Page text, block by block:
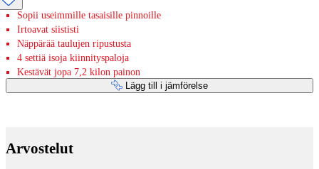
Sopii useimmille tasaisille pinnoille
Irtoavat siististi
Näppärää taulujen ripustusta
4 settiä isoja kiinnityspaloja
Kestävät jopa 7,2 kilon painon
Lägg till i jämförelse
Arvostelut